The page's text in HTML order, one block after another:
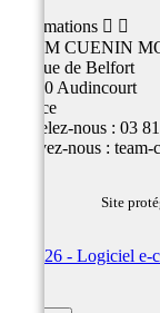
Informations  
TEAM CUENIN
26 Rue de Belfort
25400 Audincourt
France
Appelez-nous : 03
Écrivez-nous : team-
Site
© 2026 - Logiciel